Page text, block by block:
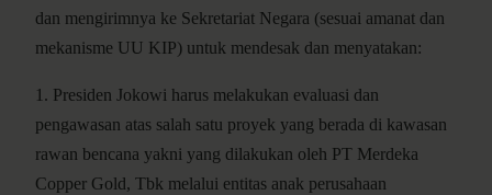
dan mengirimnya ke Sekretariat Negara (sesuai amanat dan
mekanisme UU KIP) untuk mendesak dan menyatakan:
1. Presiden Jokowi harus melakukan evaluasi dan
pengawasan atas salah satu proyek yang berada di kawasan
rawan bencana yakni yang dilakukan oleh PT Merdeka
Copper Gold, Tbk melalui entitas anak perusahaan